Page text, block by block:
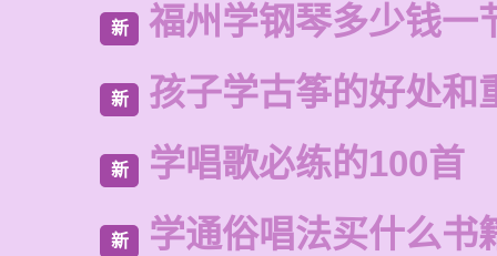
新 福州学钢琴多少钱一
新 孩子学古筝的好处和
新 学唱歌必练的100首
新 学通俗唱法买什么书